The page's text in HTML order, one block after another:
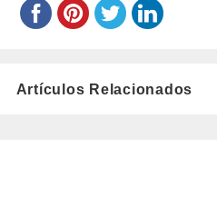
Artículos Relacionados